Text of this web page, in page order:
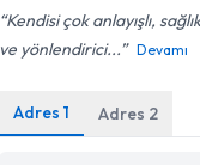
Kendisi çok anlayışlı,
ve yönlendirici...
Devamı
Adres1 Adres 2